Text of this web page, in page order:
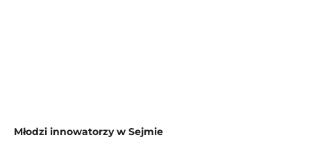
Młodzi innowatorzy w Sejmie